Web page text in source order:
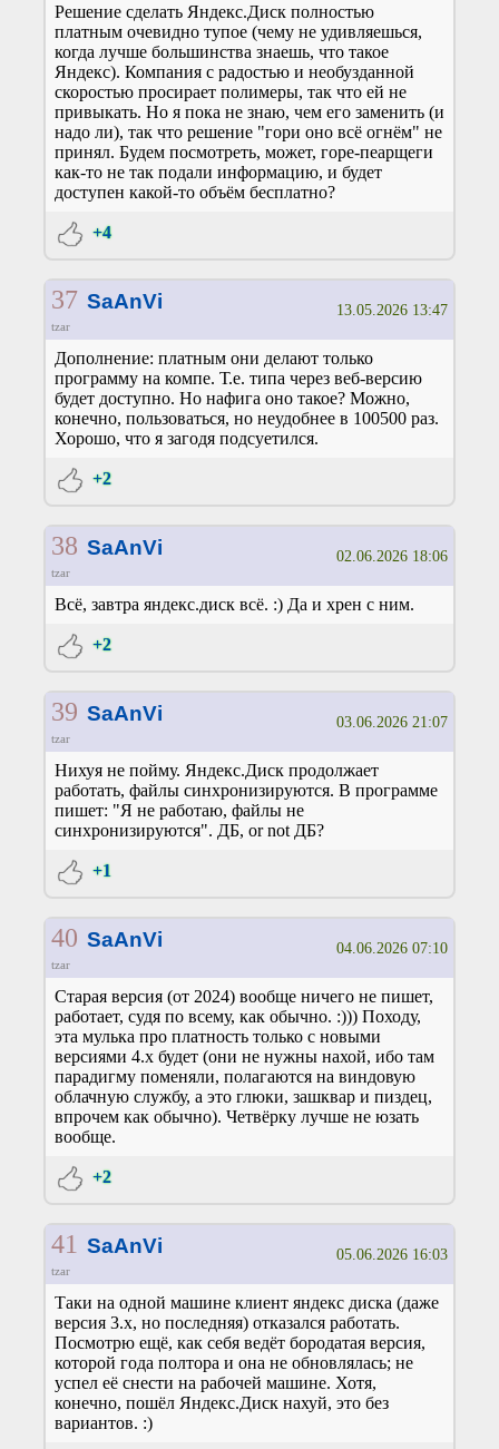
Решение сделать Яндекс.Диск полностью
платным очевидно тупое (чему не удивляешься,
когда лучше большинства знаешь, что такое
Яндекс). Компания с радостью и необузданной
скоростью просирает полимеры, так что ей не
привыкать. Но я пока не знаю, чем его заменить (и
надо ли), так что решение "гори оно всё огнём" не
принял. Будем посмотреть, может, горе-пеарщеги
как-то не так подали информацию, и будет
доступен какой-то объём бесплатно?
+4
37 SaAnVi
tzar
13.05.2026 13:47
Дополнение: платным они делают только
программу на компе. Т.е. типа через веб-версию
будет доступно. Но нафига оно такое? Можно,
конечно, пользоваться, но неудобнее в 100500 раз.
Хорошо, что я загодя подсуетился.
+2
38 SaAnVi
tzar
02.06.2026 18:06
Всё, завтра яндекс.диск всё. :) Да и хрен с ним.
+2
39 SaAnVi
tzar
03.06.2026 21:07
Нихуя не пойму. Яндекс.Диск продолжает
работать, файлы синхронизируются. В программе
пишет: "Я не работаю, файлы не
синхронизируются". ДБ, or not ДБ?
+1
40 SaAnVi
tzar
04.06.2026 07:10
Старая версия (от 2024) вообще ничего не пишет,
работает, судя по всему, как обычно. :))) Походу,
эта мулька про платность только с новыми
версиями 4.х будет (они не нужны нахой, ибо там
парадигму поменяли, полагаются на виндовую
облачную службу, а это глюки, зашквар и пиздец,
впрочем как обычно). Четвёрку лучше не юзать
вообще.
+2
41 SaAnVi
tzar
05.06.2026 16:03
Таки на одной машине клиент яндекс диска (даже
версия 3.х, но последняя) отказался работать.
Посмотрю ещё, как себя ведёт бородатая версия,
которой года полтора и она не обновлялась; не
успел её снести на рабочей машине. Хотя,
конечно, пошёл Яндекс.Диск нахуй, это без
вариантов. :)